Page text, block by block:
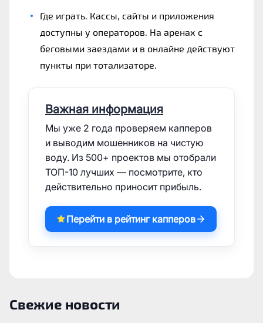
Где играть. Кассы, сайты и приложения
доступны у операторов. На аренах с
беговыми заездами и в онлайне действуют
пункты при тотализаторе.
Важная информация
Мы уже 2 года проверяем капперов
и выводим мошенников на чистую
воду. Из 500+ проектов мы отобрали
ТОП-10 лучших — посмотрите, кто
действительно приносит прибыль.
Перейти в рейтинг капперов
Свежие новости